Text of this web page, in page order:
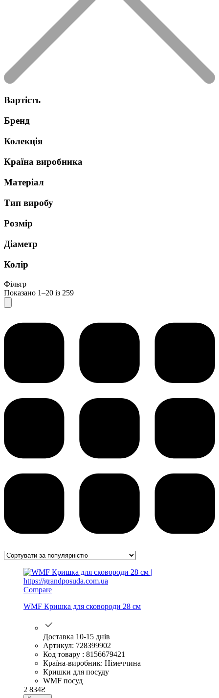
Вартість
Бренд
Колекція
Країна виробника
Матеріал
Тип виробу
Розмір
Діаметр
Колір
Фільтр
Показано 1–20 із 259
Compare
WMF Кришка для сковороди 28 см
Доставка 10-15 днів
Артикул: 728399902
Код товару : 8156679421
Країна-виробник: Німеччина
Кришки для посуду
WMF посуд
2 834₴